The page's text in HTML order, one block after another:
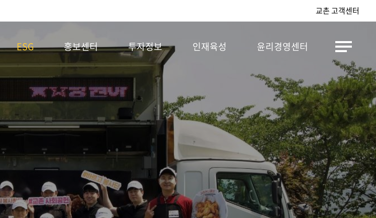
교촌 고객센터
ESG 홍보센터 투자정보 인재육성 윤리경영센터